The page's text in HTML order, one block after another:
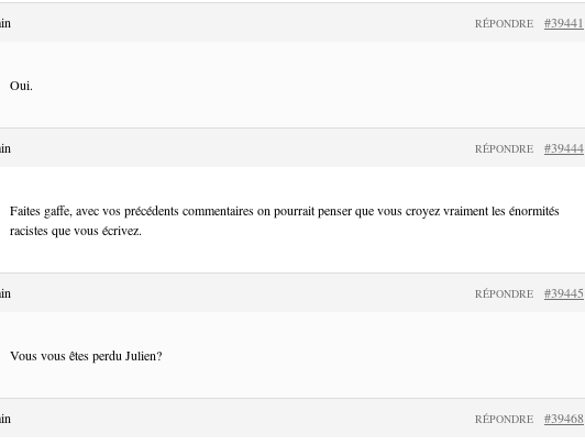
#39441
RÉPONDRE
Oui.
#39444
RÉPONDRE
Faites gaffe, avec vos précédents commentaires on pourrait penser que vous croyez vraiment les énormités
racistes que vous écrivez.
#39445
RÉPONDRE
Vous vous êtes perdu Julien?
#39468
RÉPONDRE